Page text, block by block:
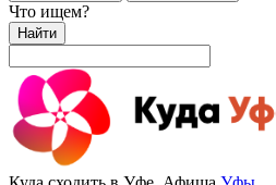
Что ищем?
Найти